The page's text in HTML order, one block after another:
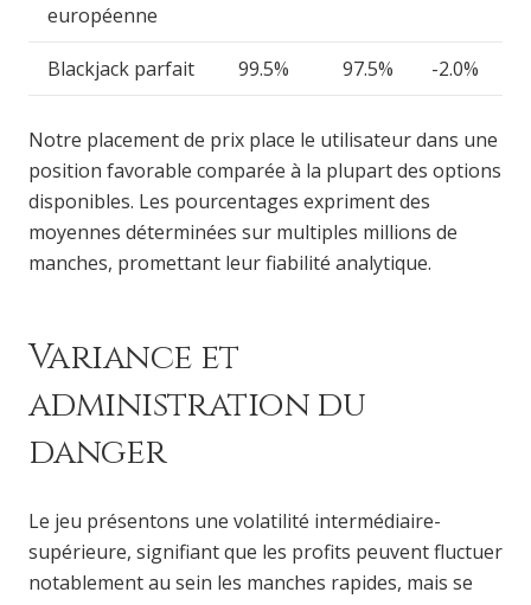
européenne
Blackjack parfait 99.5% 97.5% -2.0%
Notre placement de prix place le utilisateur dans une
position favorable comparée à la plupart des options
disponibles. Les pourcentages expriment des
moyennes déterminées sur multiples millions de
manches, promettant leur fiabilité analytique.
Variance et
administration du
danger
Le jeu présentons une volatilité intermédiaire-
supérieure, signifiant que les profits peuvent fluctuer
notablement au sein les manches rapides, mais se